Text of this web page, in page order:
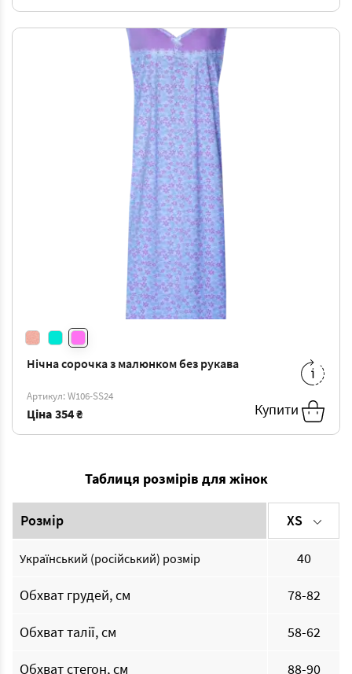
Нічна сорочка з малюнком без рукава
Артикул: W106-SS24
Ціна 354 ₴ Купити
56 354 ₴
Таблиця розмірів для жінок
Розмір XS
Український (російський) розмір 40
Обхват грудей, см 78-82
Обхват талії, см 58-62
Обхват стегон, см 88-90